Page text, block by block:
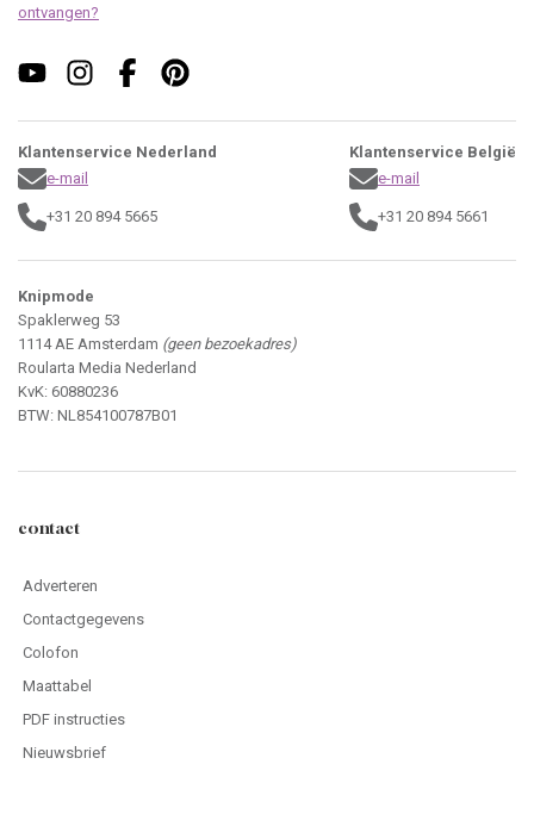
ontvangen?
Klantenservice Nederland
e-mail
+31 20 894 5665
Klantenservice België
e-mail
+31 20 894 5661
Knipmode
Spaklerweg 53
1114 AE Amsterdam (geen bezoekadres)
Roularta Media Nederland
KvK: 60880236
BTW: NL854100787B01
contact
Adverteren
Contactgegevens
Colofon
Maattabel
PDF instructies
Nieuwsbrief